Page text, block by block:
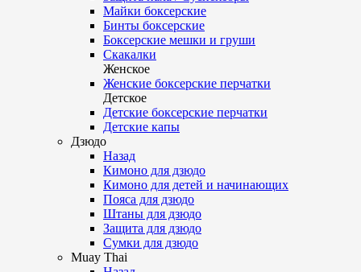
Майки боксерские
Бинты боксерские
Боксерские мешки и груши
Скакалки
Женское
Женские боксерские перчатки
Детское
Детские боксерские перчатки
Детские капы
Дзюдо
Назад
Кимоно для дзюдо
Кимоно для детей и начинающих
Пояса для дзюдо
Штаны для дзюдо
Защита для дзюдо
Сумки для дзюдо
Muay Thai